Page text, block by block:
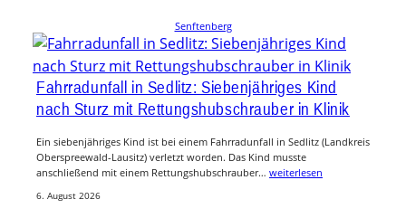
Senftenberg
Fahrradunfall in Sedlitz: Siebenjähriges Kind
nach Sturz mit Rettungshubschrauber in Klinik
Ein siebenjähriges Kind ist bei einem Fahrradunfall in Sedlitz (Landkreis
Oberspreewald-Lausitz) verletzt worden. Das Kind musste
anschließend mit einem Rettungshubschrauber… weiterlesen
6. August 2026